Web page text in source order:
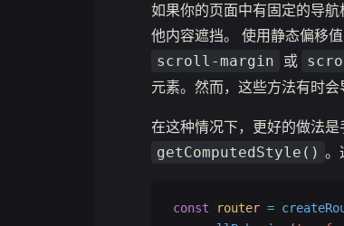
如果你的页面中有固定的导
他内容遮挡。 使用静态偏移
scroll-margin 或
元素。然而，这些方法有时会
在这种情况下，更好的做法
getComputedStyle() 。
const router =